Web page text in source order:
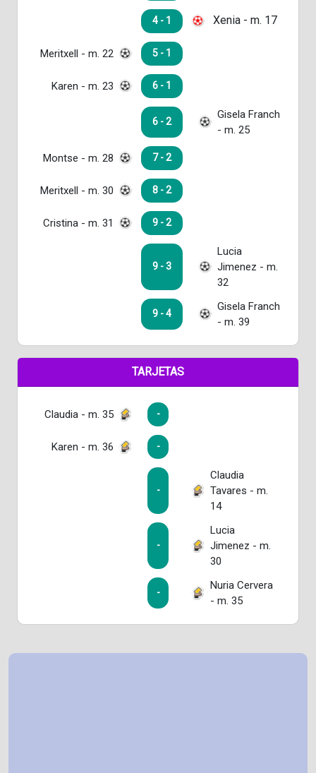
4 - 1 Xenia - m. 17
Meritxell - m. 22 5 - 1
Karen - m. 23 6 - 1
6 - 2
Gisela Franch
- m. 25
Montse - m. 28 7 - 2
Meritxell - m. 30 8 - 2
Cristina - m. 31 9 - 2
9 - 3
Lucia
Jimenez - m.
32
9 - 4
Gisela Franch
- m. 39
TARJETAS
Claudia - m. 35 -
Karen - m. 36 -
-
Claudia
Tavares - m.
14
-
Lucia
Jimenez - m.
30
-
Nuria Cervera
- m. 35